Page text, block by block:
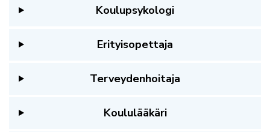
Koulupsykologi
Erityisopettaja
Terveydenhoitaja
Koululääkäri